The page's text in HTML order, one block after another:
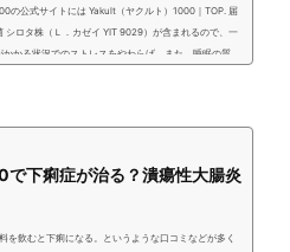
の公式サイトには Yakult（ヤクルト）1000｜TOP. 届
シロタ株（Ｌ．カゼイ YIT 9029）が含まれるので、一
かる状況でのストレスをやわらげ、また、睡眠の質
くなったなどが...
で下痢症が治る？潰瘍性大腸炎
を飲むと下痢になる。というような口コミなどが多く